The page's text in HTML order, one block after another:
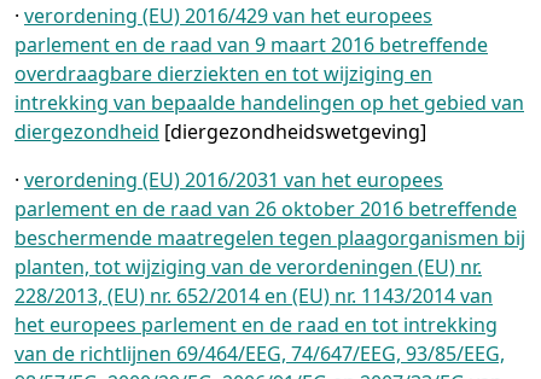
· verordening (EU) 2016/429 van het europees
parlement en de raad van 9 maart 2016 betreffende
overdraagbare dierziekten en tot wijziging en
intrekking van bepaalde handelingen op het gebied van
diergezondheid [diergezondheidswetgeving]
· verordening (EU) 2016/2031 van het europees
parlement en de raad van 26 oktober 2016 betreffende
beschermende maatregelen tegen plaagorganismen bij
planten, tot wijziging van de verordeningen (EU) nr.
228/2013, (EU) nr. 652/2014 en (EU) nr. 1143/2014 van
het europees parlement en de raad en tot intrekking
van de richtlijnen 69/464/EEG, 74/647/EEG, 93/85/EEG,